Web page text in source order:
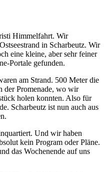
Himmelfahrt. Wir
in Scharbeutz. Wir
eine kleine, aber sehr feiner
Portale gefunden.
am Strand. 500 Meter die
der Promenade, wo wir
holen konnten. Also für
Scharbeutz ist nun auch aus
Und wir haben
kein Program oder Pläne.
das Wochenende auf uns